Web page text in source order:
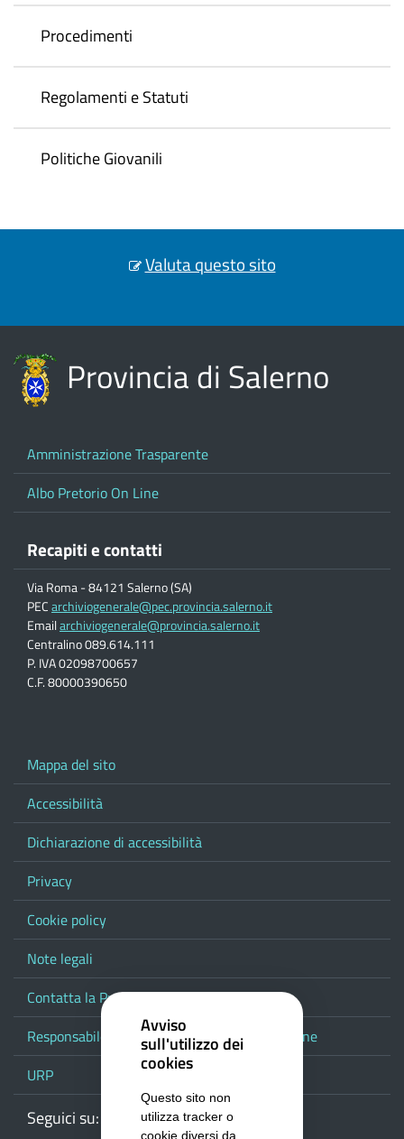
Procedimenti
Regolamenti e Statuti
Politiche Giovanili
Valuta questo sito
Provincia di Salerno
Amministrazione Trasparente
Albo Pretorio On Line
Recapiti e contatti
Via Roma - 84121 Salerno (SA)
PECarchiviogenerale@pec.provincia.salerno.it
Emailarchiviogenerale@provincia.salerno.it
Centralino 089.614.111
P. IVA 02098700657
C.F. 80000390650
Mappa del sito
Accessibilità
Dichiarazione di accessibilità
Privacy
Cookie policy
Note legali
Contatta la Provincia
Responsabile del procedimento di pubblicazione
URP
Seguici su: WebmailFacebook
Youtube
Avviso
sull'utilizzo dei
cookies
Questo sito non
utilizza tracker o
cookie diversi da